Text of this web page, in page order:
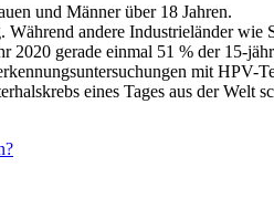
und Männer über 18 Jahren.
andere Industrieländer
gerade einmal 51 % der 15-
mit HPV-
eines Tages aus der Welt